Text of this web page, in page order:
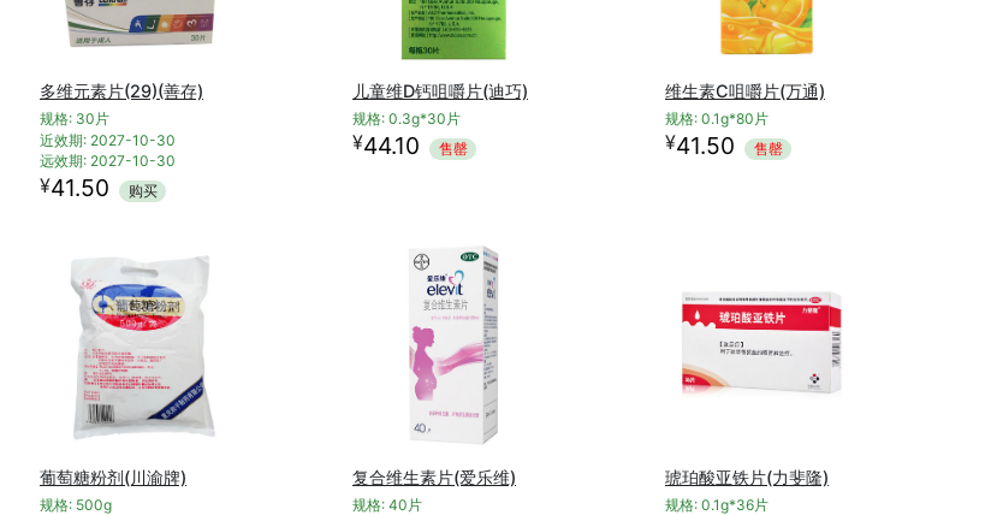
多维元素片(29)(善存)
规格: 30片
近效期: 2027-10-30
远效期: 2027-10-30
¥41.50 购买
儿童维D钙咀嚼片(迪巧)
规格: 0.3g*30片
¥44.10 售罄
维生素C咀嚼片(万通)
规格: 0.1g*80片
¥41.50 售罄
葡萄糖粉剂(川渝牌)
规格: 500g
复合维生素片(爱乐维)
规格: 40片
琥珀酸亚铁片(力斐隆)
规格: 0.1g*36片